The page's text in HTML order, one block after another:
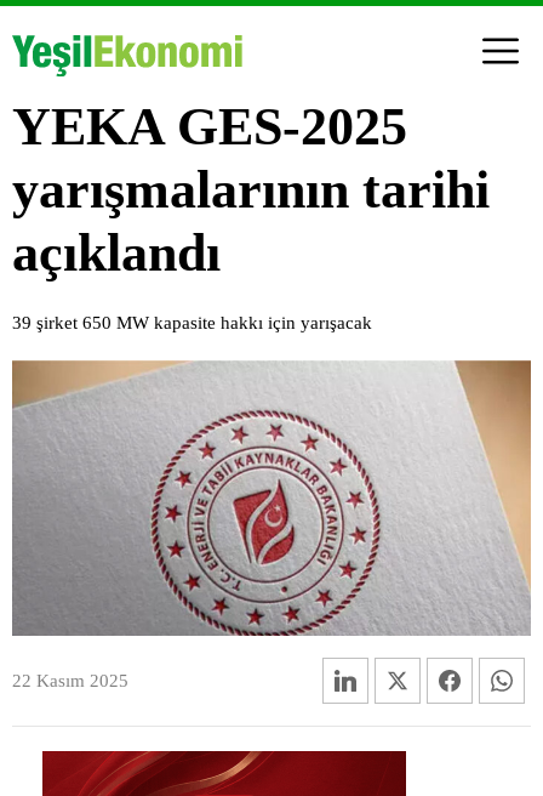
YEKA GES-2025
yarışmalarının tarihi
açıklandı
39 şirket 650 MW kapasite hakkı için yarışacak
22 Kasım 2025